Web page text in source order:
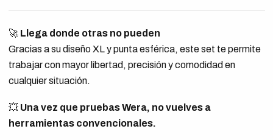
🚀 Llega donde otras no pueden
Gracias a su diseño XL y punta esférica, este set te permite
trabajar con mayor libertad, precisión y comodidad en
cualquier situación.
💥 Una vez que pruebas Wera, no vuelves a
herramientas convencionales.